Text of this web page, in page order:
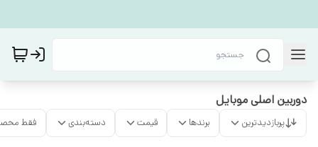
دوربین اصلی موبایل
پربازدیدترین برندها قیمت دسته‌بندی فقط